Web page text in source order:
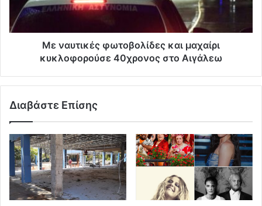
Με ναυτικές φωτοβολίδες και μαχαίρι
κυκλοφορούσε 40χρονος στο Αιγάλεω
Διαβάστε Επίσης